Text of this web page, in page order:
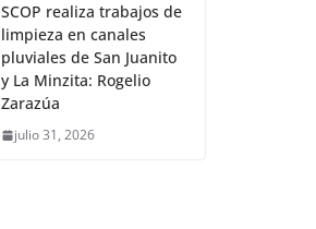
SCOP realiza trabajos de
limpieza en canales
pluviales de San Juanito
y La Minzita: Rogelio
Zarazúa
julio 31, 2026